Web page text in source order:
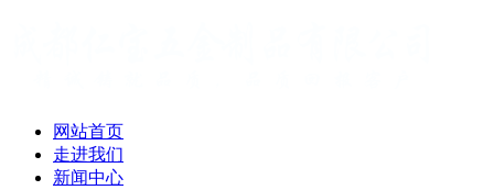
网站首页
走进我们
新闻中心